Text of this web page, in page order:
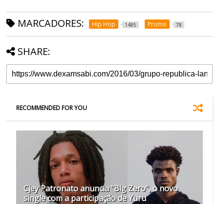
MARCADORES: Hip Hop 1485 Promo 78
SHARE:
RECOMMENDED FOR YOU
Cjey Patronato anuncia "Big Zero", o novo
single com a participação de Yuru